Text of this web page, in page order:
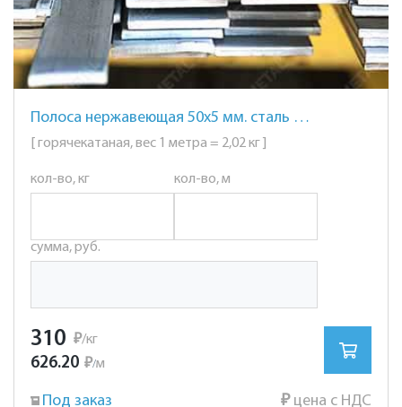
Полоса нержавеющая 50х5 мм. сталь AISI 304 (08Х18Н10)
[ горячекатаная, вес 1 метра = 2,02 кг ]
кол-во, кг кол-во, м
сумма, руб.
310 ₽/кг
626.20 ₽/м
Под заказ ₽цена с НДС